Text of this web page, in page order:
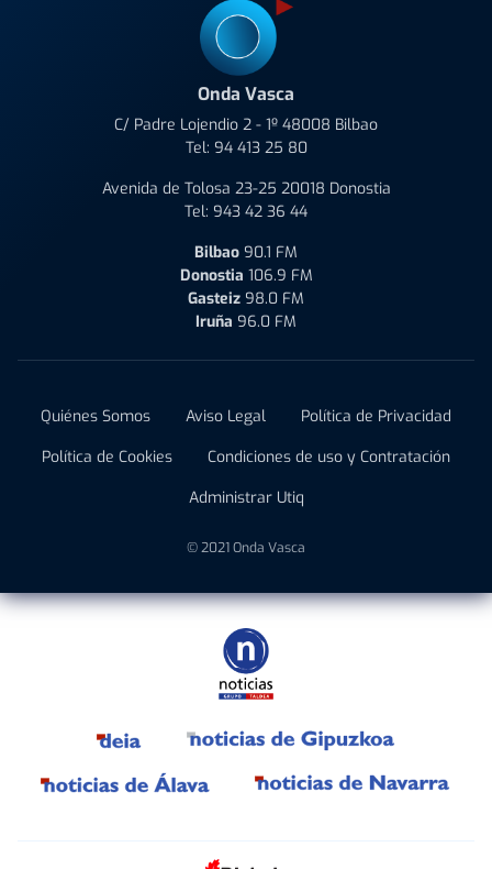
Onda Vasca
C/ Padre Lojendio 2 - 1º 48008 Bilbao
Tel: 94 413 25 80
Avenida de Tolosa 23-25 20018 Donostia
Tel: 943 42 36 44
Bilbao 90.1 FM
Donostia 106.9 FM
Gasteiz 98.0 FM
Iruña 96.0 FM
Quiénes Somos Aviso Legal
Política de Privacidad
Política de Cookies
Condiciones de uso y Contratación
Administrar Utiq
© 2021 Onda Vasca